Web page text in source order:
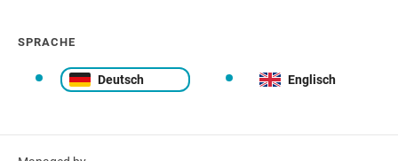
SPRACHE
Deutsch Englisch